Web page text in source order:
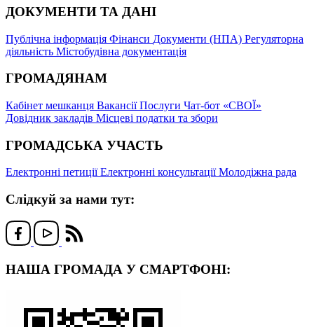
ДОКУМЕНТИ ТА ДАНІ
Публічна інформація Фінанси Документи (НПА) Регуляторна
діяльність Містобудівна документація
ГРОМАДЯНАМ
Кабінет мешканця ВакансіїПослуги Чат-бот «СВОЇ»
Довідник закладів Місцеві податки та збори
ГРОМАДСЬКА УЧАСТЬ
Електронні петиціїЕлектронні консультаціїМолодіжна рада
Слідкуй за нами тут:
НАША ГРОМАДА У СМАРТФОНІ: